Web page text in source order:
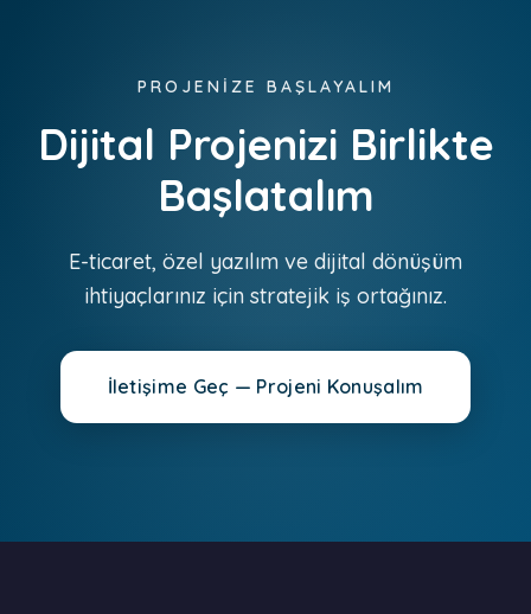
PROJENİZE BAŞLAYALIM
Dijital Projenizi Birlikte
Başlatalım
E-ticaret, özel yazılım ve dijital dönüşüm
ihtiyaçlarınız için stratejik iş ortağınız.
İletişime Geç — Projeni Konuşalım